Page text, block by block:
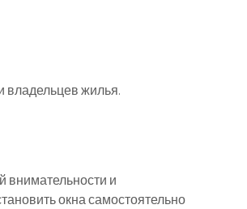
жилья.
внимательности и
окна самостоятельно